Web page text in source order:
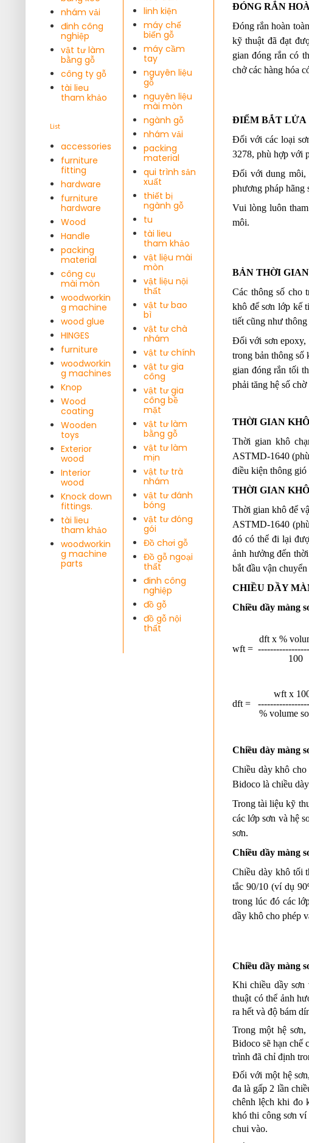
ĐÓNG RẮN
Đóng rắn hoàn
kỹ thuật đã đạt
gian đóng rắn có
chở các hàng hóa
ĐIỂM BẮT LỬA
Đối với các loại
3278, phù hợp với
Đối với dung môi,
phương pháp hãng
Vui lòng luôn
môi.
BẢN THỜI
Các thông số cho
khô để sơn lớp kế
tiết cũng như
Đối với sơn epoxy,
trong bản thông
gian đóng rắn tối
phải tăng hệ số
THỜI GIAN
Thời gian khô
ASTMD-1640
điều kiện thông gió
THỜI GIAN
Thời gian khô để
ASTMD-1640
đó có thể đi lại
ảnh hưởng đến
bắt đầu vận
CHIỀU DẦY
Chiều dầy màng
dft x %
wft =
100
wft x
dft =
% volume
Chiều dày màng
Chiều dày khô cho
Bidoco là chiều
Trong tài liệu kỹ
các lớp sơn và hệ
sơn.
Chiều dầy màng
Chiều dày khô tối
tắc 90/10 (ví dụ
trong lúc đó các
dầy khô cho phép
Chiều dầy màng
Khi chiều dầy sơn
thuật có thể ảnh
ra hết và độ bám
Trong một hệ
Bidoco sẽ hạn chế
trình đã chỉ định
Đối với một hệ
đa là gấp 2 lần
chênh lệch khi đo
khó thi công sơn
chui vào.
nhám vải
đinh công
nghiệp
vật tư làm
bằng gỗ
công ty gỗ
tài lieu
tham khảo
List
accessories
furniture
fitting
hardware
furniture
hardware
Wood
Handle
packing
material
công cụ
mài mòn
woodworkin
g machine
wood glue
HINGES
furniture
woodworkin
g machines
Knop
Wood
coating
Wooden
toys
Exterior
wood
Interior
wood
Knock down
fittings.
tài lieu
tham khảo
woodworkin
g machine
parts
linh kiện
máy chế
biến gỗ
máy cầm
tay
nguyên liệu
gỗ
nguyên liệu
mài mòn
ngành gỗ
nhám vải
packing
material
qui trình sản
xuất
thiết bị
ngành gỗ
tu
tài lieu
tham khảo
vật liệu mài
mòn
vật liệu nội
thất
vật tư bao
bì
vật tư chà
nhám
vật tư chính
vật tư gia
công
vật tư gia
công bề
mặt
vật tư làm
bằng gỗ
vật tư làm
mịn
vật tư trà
nhám
vật tư đánh
bóng
vật tư đóng
gói
Đồ chơi gỗ
Đồ gỗ ngoại
thất
đinh công
nghiệp
đồ gỗ
đồ gỗ nội
thất